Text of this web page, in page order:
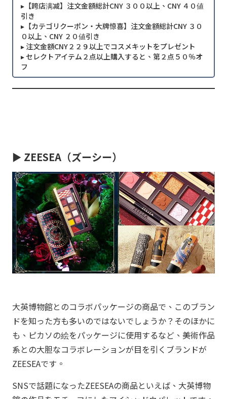
▸【跨店满减】注文金額総計CNY ３００以上、CNY ４０値
引き
▸【カテゴリクーポン・大牌惊喜】注文金額総計CNY ３０
０以上、CNY ２０値引き
▸ 注文金額CNY２２９以上でコスメキットをプレゼント
▸ セレクトアイテム２点以上購入すると、第２点５０％オ
フ
► ZEESEA（ズーシー）
大英博物館とのコラボパッケージの商品で、このブラン
ドを知った方も多いのではないでしょうか？そのほかに
も、ピカソの絵をパッケージに使用するなど、美術作品
系との大胆なコラボレーションが目を引くブランドが
ZEESEAです。
SNSで話題になったZEESEAの商品といえば、大英博物